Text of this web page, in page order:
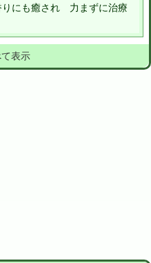
にも癒され 力まずに治療
表示